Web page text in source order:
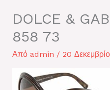
DOLCE &
858 73
Από admin / 20